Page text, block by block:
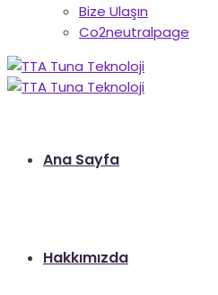
Bize Ulaşın
Co2neutralpage
Ana Sayfa
Hakkımızda